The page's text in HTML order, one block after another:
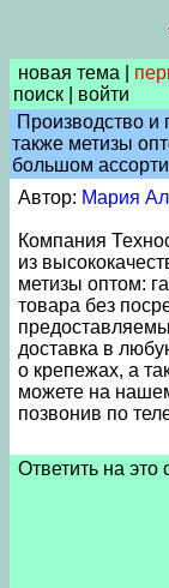
новая тема
поиск
войти
Производство и
также метизы
большом
Автор: Мария
Компания
из
метизы оптом:
товара без
доставка в
о крепежах, а
можете на
позвонив по
Ответить на